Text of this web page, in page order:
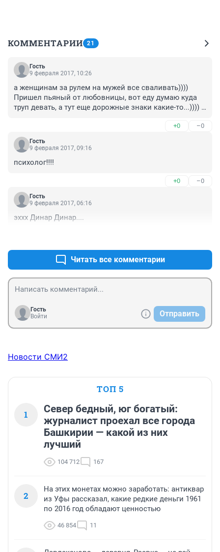
КОММЕНТАРИИ 21
Гость
9 февраля 2017, 10:26
а женщинам за рулем на мужей все сваливать))))
Пришел пьяный от любовницы, вот еду думаю куда
труп девать, а тут еще дорожные знаки какие-то...))))
+0 –0
Гость
9 февраля 2017, 09:16
психолог!!!!
+0 –0
Гость
9 февраля 2017, 06:16
эххх Динар Динар....
Читать все комментарии
Гость
Войти
Отправить
Новости СМИ2
ТОП 5
1
Север бедный, юг богатый:
журналист проехал все города
Башкирии — какой из них
лучший
104 712 167
2
На этих монетах можно заработать: антиквар
из Уфы рассказал, какие редкие деньги 1961
по 2016 год обладают ценностью
46 854 11